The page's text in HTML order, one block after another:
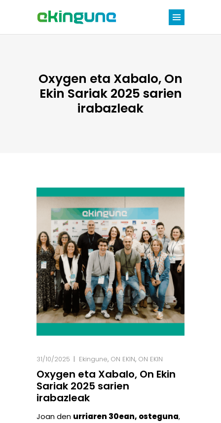
Oxygen eta Xabalo, On
Ekin Sariak 2025 sarien
irabazleak
31/10/2025 Ekingune, ON EKIN, ON EKIN
Oxygen eta Xabalo, On Ekin
Sariak 2025 sarien
irabazleak
Joan den urriaren 30ean, osteguna,